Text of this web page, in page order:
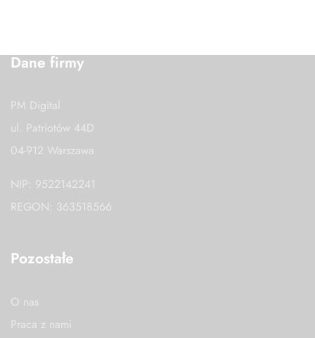
Dane firmy
PM Digital
ul. Patriotów 44D
04-912 Warszawa
NIP: 9522142241
REGON: 363518566
Pozostałe
O nas
Praca z nami